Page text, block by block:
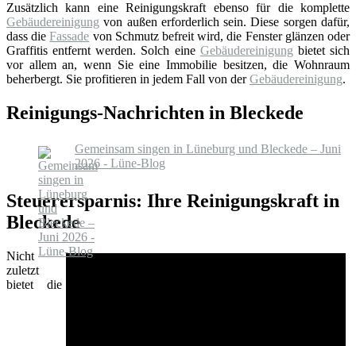
Zusätzlich kann eine Reinigungskraft ebenso für die komplette
Gebäudereinigung von außen erforderlich sein. Diese sorgen dafür,
dass dieFassade von Schmutz befreit wird, die Fenster glänzen oder
Graffitis entfernt werden. Solch eine Gebäudereinigung bietet sich
vor allem an, wenn Sie eine Immobilie besitzen, die Wohnraum
beherbergt. Sie profitieren in jedem Fall von derGebäudereinigung.
Reinigungs-Nachrichten in Bleckede
Gemeinsam singen in Lüneburg und Bleckede – Juni
2026 - Lüne-Blog
Steuerersparnis: Ihre Reinigungskraft in
Bleckede
Nicht
zuletzt
bietet die